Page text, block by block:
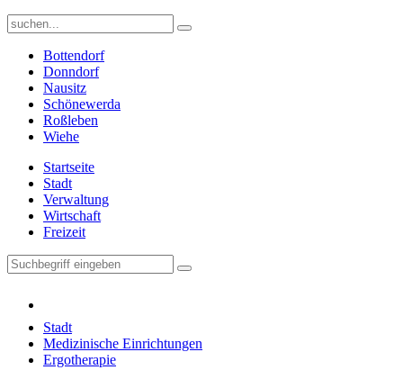
Bottendorf
Donndorf
Nausitz
Schönewerda
Roßleben
Wiehe
Startseite
Stadt
Verwaltung
Wirtschaft
Freizeit
Stadt
Medizinische Einrichtungen
Ergotherapie